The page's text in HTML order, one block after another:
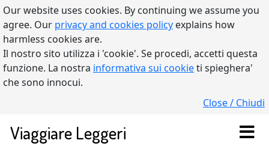
Our website uses cookies. By continuing we assume you
agree. Our privacy and cookies policy explains how
harmless cookies are.
Il nostro sito utilizza i 'cookie'. Se procedi, accetti questa
funzione. La nostra informativa sui cookieti spieghera'
che sono innocui.
Close / Chiudi
Viaggiare Leggeri